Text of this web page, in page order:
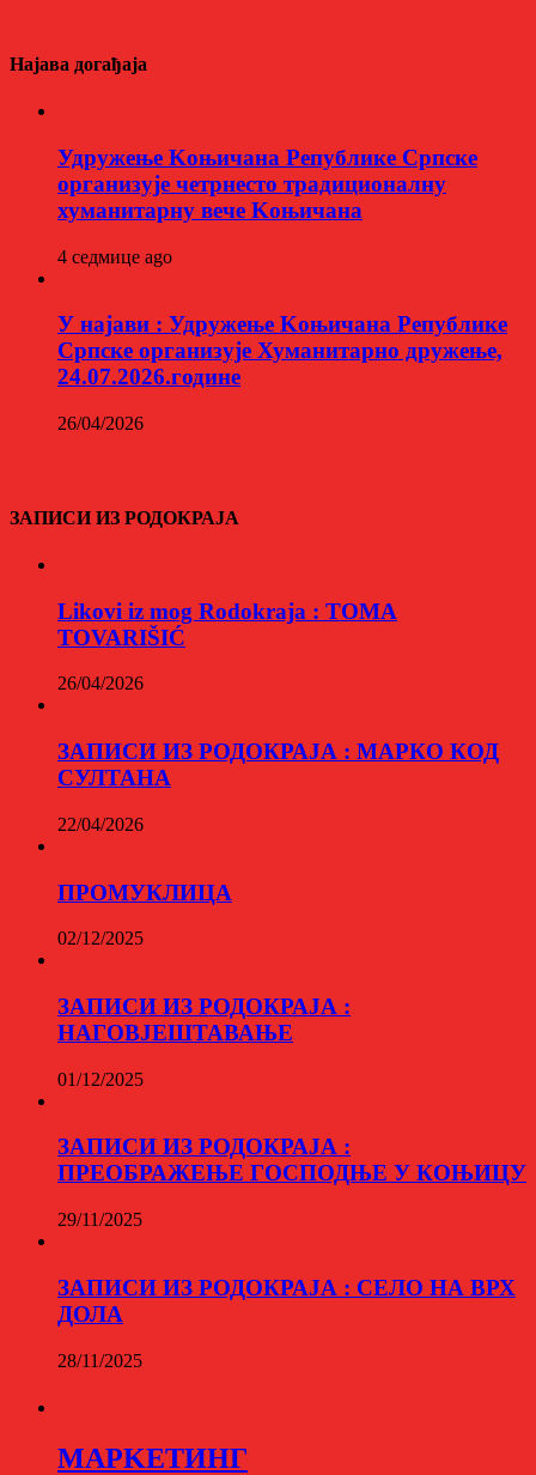
Најава догађаја
Удружење Kоњичана Републике Српске
организује четрнесто традиционалну
хуманитарну вече Kоњичана
4 седмице ago
У најави : Удружење Kоњичана Републике
Српске организује Хуманитарно дружење,
24.07.2026.године
26/04/2026
ЗАПИСИ ИЗ РОДОКРАЈА
Likovi iz mog Rodokraja : TOMA
TOVARIŠIĆ
26/04/2026
ЗАПИСИ ИЗ РОДОКРАЈА : МАРКО КОД
СУЛТАНА
22/04/2026
ПРОМУКЛИЦА
02/12/2025
ЗАПИСИ ИЗ РОДОКРАЈА :
НАГОВЈЕШТАВАЊЕ
01/12/2025
ЗАПИСИ ИЗ РОДОКРАЈА :
ПРЕОБРАЖЕЊЕ ГОСПОДЊЕ У КОЊИЦУ
29/11/2025
ЗАПИСИ ИЗ РОДОКРАЈА : СЕЛО НА ВРХ
ДОЛА
28/11/2025
МАРKЕТИНГ